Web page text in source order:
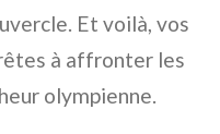
Et voilà, vos
à affronter les
olympienne.